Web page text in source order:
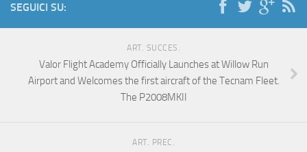
SEGUICI SU:
ART. SUCCES.
Valor Flight Academy Officially Launches at Willow Run
Airport and Welcomes the first aircraft of the Tecnam Fleet.
The P2008MKII
ART. PREC.